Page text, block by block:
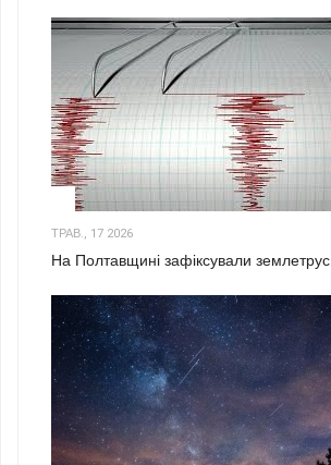
ТРАВ., 17 2026
На Полтавщині зафіксували землетрус